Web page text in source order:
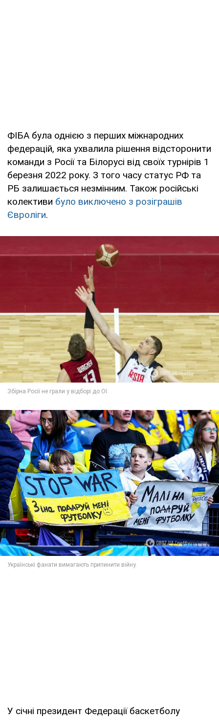
ФІБА була однією з перших міжнародних
федерацій, яка ухвалила рішення відсторонити
команди з Росії та Білорусі від своїх турнірів 1
березня 2022 року. З того часу статус РФ та
РБ залишається незмінним. Також російські
колективи було виключено з розіграшів
Євроліги.
У січні президент Федерації баскетболу